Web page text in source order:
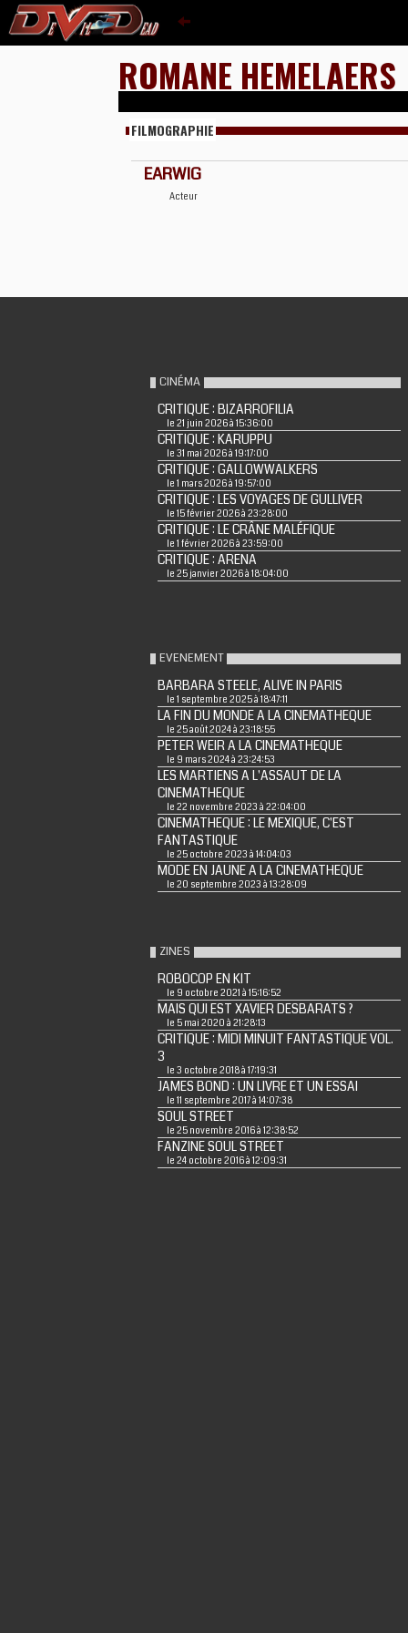
ROMANE HEMELAERS
FILMOGRAPHIE
EARWIG
Acteur
CINÉMA
CRITIQUE : BIZARROFILIA
le 21 juin 2026 à 15:36:00
CRITIQUE : KARUPPU
le 31 mai 2026 à 19:17:00
CRITIQUE : GALLOWWALKERS
le 1 mars 2026 à 19:57:00
CRITIQUE : LES VOYAGES DE GULLIVER
le 15 février 2026 à 23:28:00
CRITIQUE : LE CRÂNE MALÉFIQUE
le 1 février 2026 à 23:59:00
CRITIQUE : ARENA
le 25 janvier 2026 à 18:04:00
EVENEMENT
BARBARA STEELE, ALIVE IN PARIS
le 1 septembre 2025 à 18:47:11
LA FIN DU MONDE A LA CINEMATHEQUE
le 25 août 2024 à 23:18:55
PETER WEIR A LA CINEMATHEQUE
le 9 mars 2024 à 23:24:53
LES MARTIENS A L'ASSAUT DE LA
CINEMATHEQUE
le 22 novembre 2023 à 22:04:00
CINEMATHEQUE : LE MEXIQUE, C'EST
FANTASTIQUE
le 25 octobre 2023 à 14:04:03
MODE EN JAUNE A LA CINEMATHEQUE
le 20 septembre 2023 à 13:28:09
ZINES
ROBOCOP EN KIT
le 9 octobre 2021 à 15:16:52
MAIS QUI EST XAVIER DESBARATS ?
le 5 mai 2020 à 21:28:13
CRITIQUE : MIDI MINUIT FANTASTIQUE VOL.
3
le 3 octobre 2018 à 17:19:31
JAMES BOND : UN LIVRE ET UN ESSAI
le 11 septembre 2017 à 14:07:38
SOUL STREET
le 25 novembre 2016 à 12:38:52
FANZINE SOUL STREET
le 24 octobre 2016 à 12:09:31